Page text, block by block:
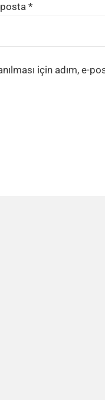
posta*
için adım, e-